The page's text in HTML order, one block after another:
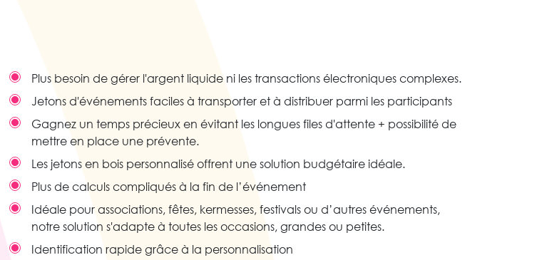
Plus besoin de gérer l'argent liquide ni les transactions électroniques complexes.
Jetons d'événements faciles à transporter et à distribuer parmi les participants
Gagnez un temps précieux en évitant les longues files d'attente + possibilité de
mettre en place une prévente.
Les jetons en bois personnalisé offrent une solution budgétaire idéale.
Plus de calculs compliqués à la fin de l’événement
Idéale pour associations, fêtes, kermesses, festivals ou d’autres événements,
notre solution s'adapte à toutes les occasions, grandes ou petites.
Identification rapide grâce à la personnalisation